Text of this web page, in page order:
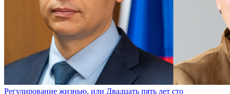
Регулирование жизнью, или Двадцать пять лет сто